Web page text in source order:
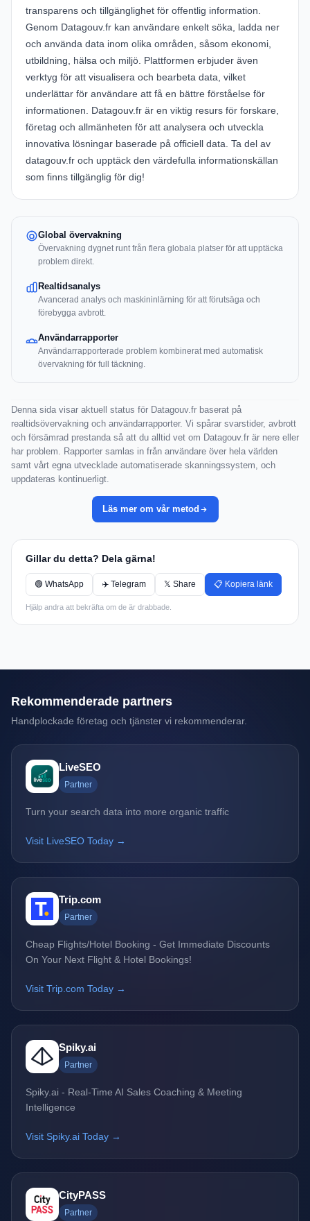
transparens och tillgänglighet för offentlig information.
Genom Datagouv.fr kan användare enkelt söka, ladda ner
och använda data inom olika områden, såsom ekonomi,
utbildning, hälsa och miljö. Plattformen erbjuder även
verktyg för att visualisera och bearbeta data, vilket
underlättar för användare att få en bättre förståelse för
informationen. Datagouv.fr är en viktig resurs för forskare,
företag och allmänheten för att analysera och utveckla
innovativa lösningar baserade på officiell data. Ta del av
datagouv.fr och upptäck den värdefulla informationskällan
som finns tillgänglig för dig!
Global övervakning
Övervakning dygnet runt från flera globala platser för att upptäcka
problem direkt.
Realtidsanalys
Avancerad analys och maskininlärning för att förutsäga och
förebygga avbrott.
Användarrapporter
Användarrapporterade problem kombinerat med automatisk
övervakning för full täckning.
Denna sida visar aktuell status för Datagouv.fr baserat på
realtidsövervakning och användarrapporter. Vi spårar svarstider, avbrott
och försämrad prestanda så att du alltid vet om Datagouv.fr är nere eller
har problem. Rapporter samlas in från användare över hela världen
samt vårt egna utvecklade automatiserade skanningssystem, och
uppdateras kontinuerligt.
Läs mer om vår metod
Gillar du detta? Dela gärna!
🟢 WhatsApp ✈️ Telegram 𝕏 Share 📋 Kopiera länk
Hjälp andra att bekräfta om de är drabbade.
Rekommenderade partners
Handplockade företag och tjänster vi rekommenderar.
LiveSEO
Partner
Turn your search data into more organic traffic
Visit LiveSEO Today →
Trip.com
Partner
Cheap Flights/Hotel Booking - Get Immediate Discounts
On Your Next Flight & Hotel Bookings!
Visit Trip.com Today →
Spiky.ai
Partner
Spiky.ai - Real-Time AI Sales Coaching & Meeting
Intelligence
Visit Spiky.ai Today →
CityPASS
Partner